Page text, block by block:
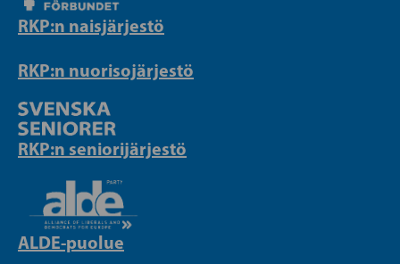
RKP:n naisjärjestö
RKP:n nuorisojärjestö
RKP:n seniorijärjestö
ALDE-puolue